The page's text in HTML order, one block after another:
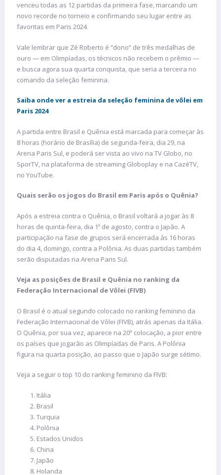
venceu todas as 12 partidas da primeira fase, marcando um
novo recorde no torneio e confirmando seu lugar entre as
favoritas em Paris 2024.
Vale lembrar que Zé Roberto é “dono” de três medalhas de
ouro — em Olimpíadas, os técnicos não recebem o prêmio —
e busca agora sua quarta conquista, que seria a terceira no
comando da seleção feminina.
Saiba onde ver a estreia da seleção feminina de vôlei em
Paris 2024
A partida entre Brasil e Quênia está marcada para começar às
8 horas (horário de Brasília) de segunda-feira, dia 29, na
Arena Paris Sul, e poderá ser vista ao vivo na TV Globo, no
SporTV, na plataforma de streaming Globoplay e na CazéTV,
no YouTube.
Quais serão os jogos do Brasil em Paris após o Quênia?
Após a estreia contra o Quênia, o Brasil voltará a jogar às 8
horas de quinta-feira, dia 1º de agosto, contra o Japão. A
participação na fase de grupos será encerrada às 16 horas
do dia 4, domingo, contra a Polônia. As duas partidas também
serão disputadas na Arena Paris Sul.
Veja as posições de Brasil e Quênia no ranking da
Federação Internacional de Vôlei (FIVB)
O Brasil é o atual segundo colocado no ranking feminino da
Federação Internacional de Vôlei (FIVB), atrás apenas da Itália.
O Quênia, por sua vez, aparece na 20ª colocação, a pior entre
os países que jogarão as Olimpíadas de Paris. A Polônia
figura na quarta posição, ao passo que o Japão surge sétimo.
Veja a seguir o top 10 do ranking feminino da FIVB:
Itália
Brasil
Turquia
Polônia
Estados Unidos
China
Japão
Holanda